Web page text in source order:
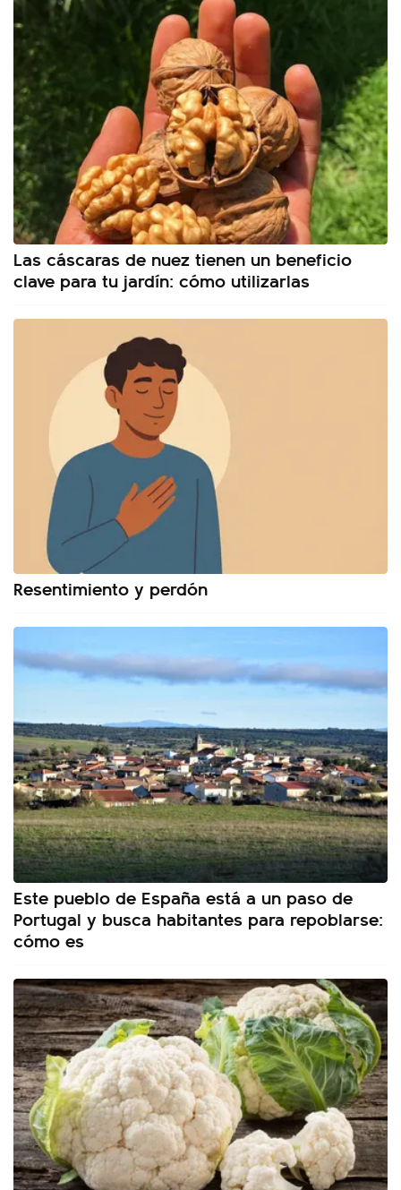
Las cáscaras de nuez tienen un beneficio
clave para tu jardín: cómo utilizarlas
Resentimiento y perdón
Este pueblo de España está a un paso de
Portugal y busca habitantes para repoblarse:
cómo es